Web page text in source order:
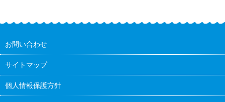
お問い合わせ
サイトマップ
個人情報保護方針